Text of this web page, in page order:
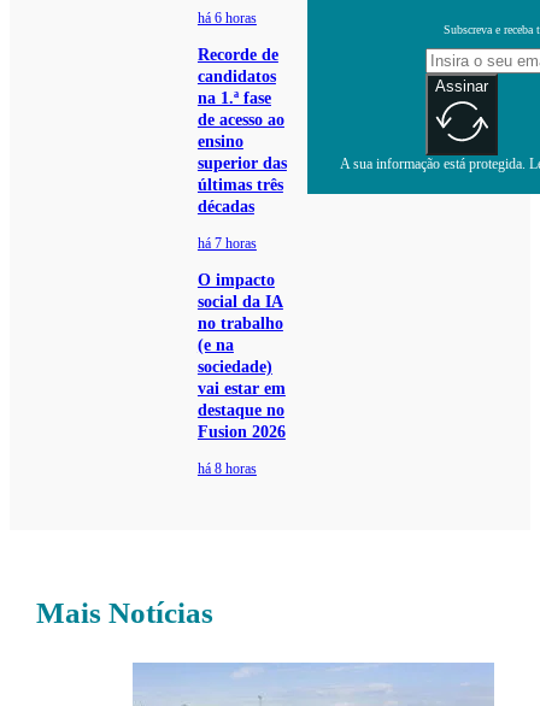
há 6 horas
Recorde de
candidatos
na 1.ª fase
de acesso ao
ensino
superior das
últimas três
décadas
há 7 horas
O impacto
social da IA
no trabalho
(e na
sociedade)
vai estar em
destaque no
Fusion 2026
há 8 horas
Subscreva e receba
Assinar
A sua informação está protegida.
Mais Notícias